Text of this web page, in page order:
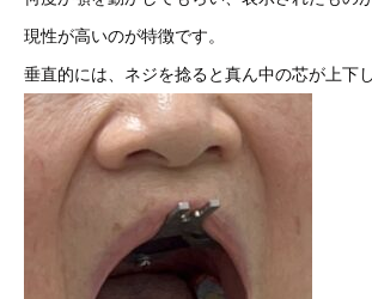
現性が高いのが特徴です。
垂直的には、ネジを捻ると真ん中の芯が上下し